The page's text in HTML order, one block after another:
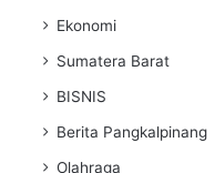
Ekonomi
Sumatera Barat
BISNIS
Berita Pangkalpinang
Olahraga